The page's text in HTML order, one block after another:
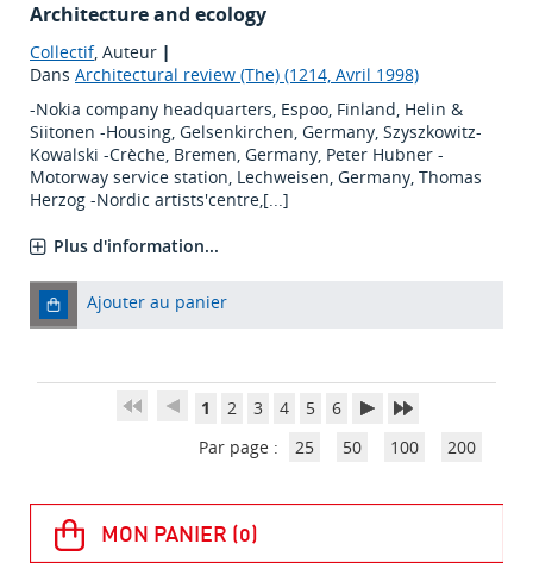
Architecture and ecology
Collectif, Auteur |
Dans Architectural review (The) (1214, Avril 1998)
-Nokia company headquarters, Espoo, Finland, Helin &
Siitonen -Housing, Gelsenkirchen, Germany, Szyszkowitz-
Kowalski -Crèche, Bremen, Germany, Peter Hubner -
Motorway service station, Lechweisen, Germany, Thomas
Herzog -Nordic artists'centre,[...]
Plus d'information...
Ajouter au panier
1 2 3 4 5
6
Par page :
25 50 100 200